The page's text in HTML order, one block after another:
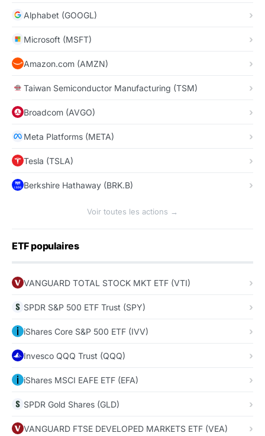
Alphabet (GOOGL)
Microsoft (MSFT)
Amazon.com (AMZN)
Taiwan Semiconductor Manufacturing (TSM)
Broadcom (AVGO)
Meta Platforms (META)
Tesla (TSLA)
Berkshire Hathaway (BRK.B)
Voir toutes les actions →
ETF populaires
VANGUARD TOTAL STOCK MKT ETF (VTI)
SPDR S&P 500 ETF Trust (SPY)
iShares Core S&P 500 ETF (IVV)
Invesco QQQ Trust (QQQ)
iShares MSCI EAFE ETF (EFA)
SPDR Gold Shares (GLD)
VANGUARD FTSE DEVELOPED MARKETS ETF (VEA)